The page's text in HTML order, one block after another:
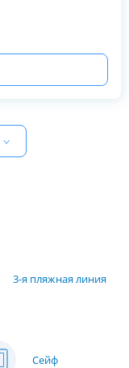
3-я пляжная линия
Сейф